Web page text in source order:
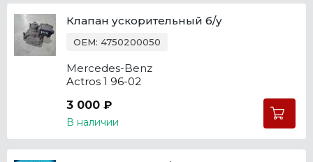
Клапан ускорительный б/у
OEM: 4750200050
Mercedes-Benz
Actros 1 96-02
3 000 ₽
В наличии